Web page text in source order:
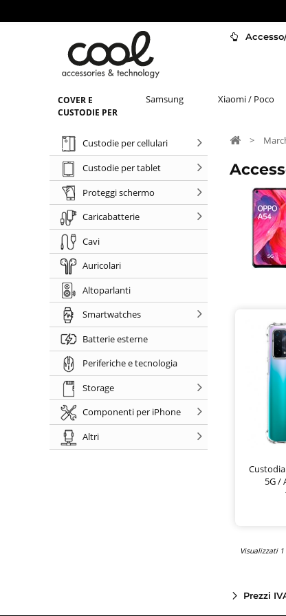
COVER E
CUSTODIE PER
Samsung Xiaomi / Poco
Custodie per cellulari
Custodie per tablet
Proteggi schermo
Caricabatterie
Cavi
Auricolari
Altoparlanti
Smartwatches
Batterie esterne
Periferiche e tecnologia
Storage
Componenti per iPhone
Altri
>
5G /
Visualizzati
Prezzi